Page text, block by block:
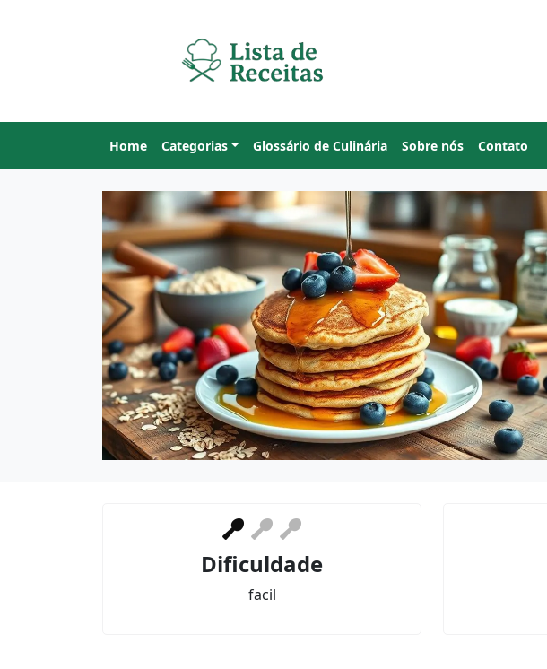
Home Categorias Glossário de Culinária Sobre nós Contato
Dificuldade
facil